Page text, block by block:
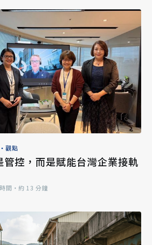
•觀點
管控，而是賦能台灣企業接軌
間‧約 13 分鐘